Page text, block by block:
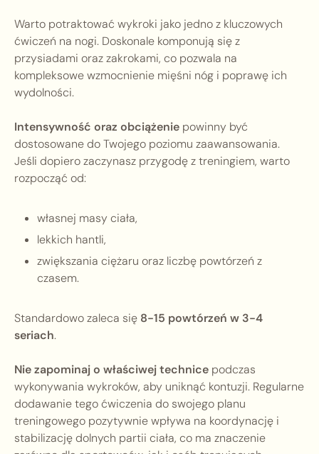
Warto potraktować wykroki jako jedno z kluczowych
ćwiczeń na nogi. Doskonale komponują się z
przysiadami oraz zakrokami, co pozwala na
kompleksowe wzmocnienie mięśni nóg i poprawę ich
wydolności.
Intensywność oraz obciążenie powinny być
dostosowane do Twojego poziomu zaawansowania.
Jeśli dopiero zaczynasz przygodę z treningiem, warto
rozpocząć od:
własnej masy ciała,
lekkich hantli,
zwiększania ciężaru oraz liczbę powtórzeń z
czasem.
Standardowo zaleca się 8-15 powtórzeń w 3-4
seriach.
Nie zapominaj o właściwej technice podczas
wykonywania wykroków, aby uniknąć kontuzji. Regularne
dodawanie tego ćwiczenia do swojego planu
treningowego pozytywnie wpływa na koordynację i
stabilizację dolnych partii ciała, co ma znaczenie